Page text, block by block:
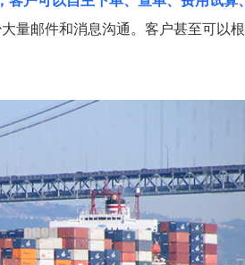
量邮件和消息沟通。客户甚至可以